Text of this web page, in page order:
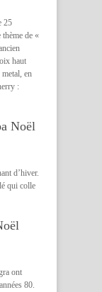
25
de «
haut
en
:
Noël
d’hiver.
qui colle
ont
80.